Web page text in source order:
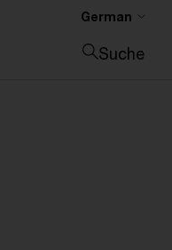
German
Suche